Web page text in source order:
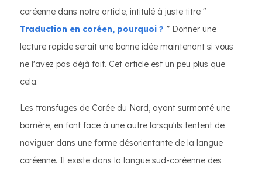
coréenne dans notre article, intitulé à juste titre "
Traduction en coréen, pourquoi ? ” Donner une
lecture rapide serait une bonne idée maintenant si vous
ne l'avez pas déjà fait. Cet article est un peu plus que
cela.
Les transfuges de Corée du Nord, ayant surmonté une
barrière, en font face à une autre lorsqu'ils tentent de
naviguer dans une forme désorientante de la langue
coréenne. Il existe dans la langue sud-coréenne des